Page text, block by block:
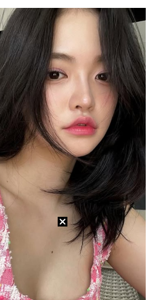
폭발물 지킨 안보현, '악마 교관' 정은채와 재회(재벌…
대놓고 '심판 마사지'로 결재 받기도…최종 결재권자는 …
위' 김민별, 2라운드 7타 줄이며 7…
외신까지 퍼지고 있는 축구협회 성접대 논란…2002 한…